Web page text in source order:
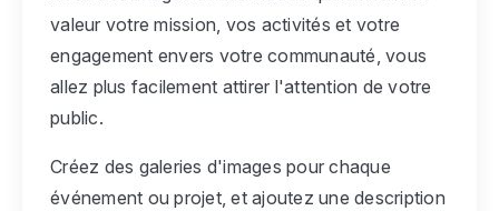
valeur votre mission, vos activités et votre
engagement envers votre communauté, vous
allez plus facilement attirer l'attention de votre
public.
Créez des galeries d'images pour chaque
événement ou projet, et ajoutez une description